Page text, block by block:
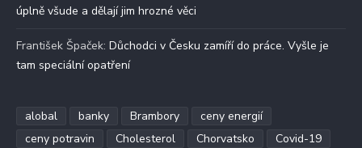
úplně všude a dělají jim hrozné věci
František Špaček: Důchodci v Česku zamíří do práce. Vyšle je
tam speciální opatření
alobal banky Brambory
ceny energií
ceny potravin
Cholesterol Chorvatsko
Covid-19